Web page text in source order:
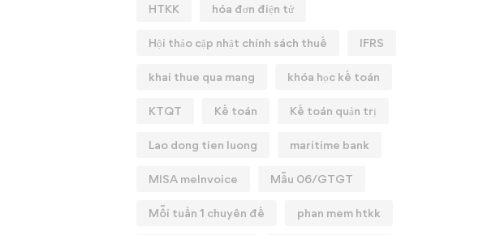
HTKK hóa đơn điện tử
Hội thảo cập nhật chính sách thuế IFRS
khai thue qua mang khóa học kế toán
KTQT Kế toán Kế toán quản trị
Lao dong tien luong maritime bank
MISA meInvoice Mẫu 06/GTGT
Mỗi tuần 1 chuyên đề phan mem htkk